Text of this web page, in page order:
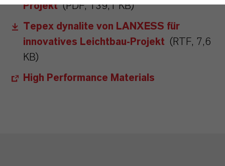
Projekt (PDF, 139,1 KB)
Tepex dynalite von LANXESS für
innovatives Leichtbau-Projekt (RTF, 7,6
KB)
High Performance Materials